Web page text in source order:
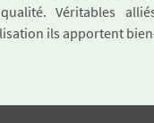
Véritables
ils apportent